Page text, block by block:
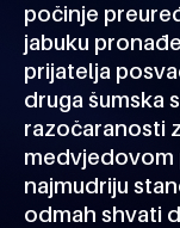
počinje
jabuku
prijatelja
druga šumska
razočaranosti
medvjedovom
najmudriju
odmah shvati